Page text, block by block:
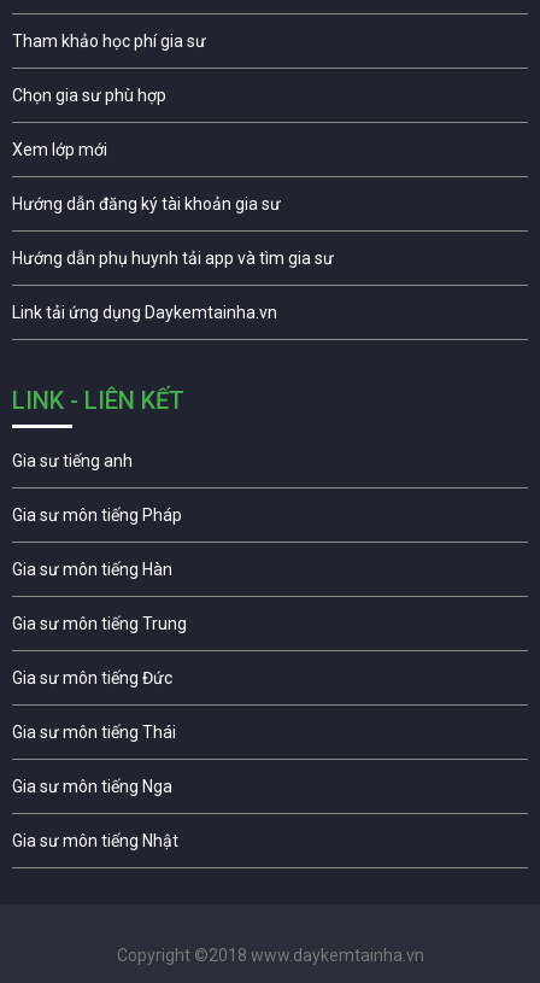
Tham khảo học phí gia sư
Chọn gia sư phù hợp
Xem lớp mới
Hướng dẫn đăng ký tài khoản gia sư
Hướng dẫn phụ huynh tải app và tìm gia sư
Link tải ứng dụng Daykemtainha.vn
LINK - LIÊN KẾT
Gia sư tiếng anh
Gia sư môn tiếng Pháp
Gia sư môn tiếng Hàn
Gia sư môn tiếng Trung
Gia sư môn tiếng Đức
Gia sư môn tiếng Thái
Gia sư môn tiếng Nga
Gia sư môn tiếng Nhật
Copyright ©2018 www.daykemtainha.vn